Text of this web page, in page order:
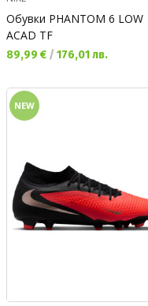
Обувки PHANTOM 6 LOW
ACAD TF
Текуща цена:
89,99 € / 176,01 лв.
NEW